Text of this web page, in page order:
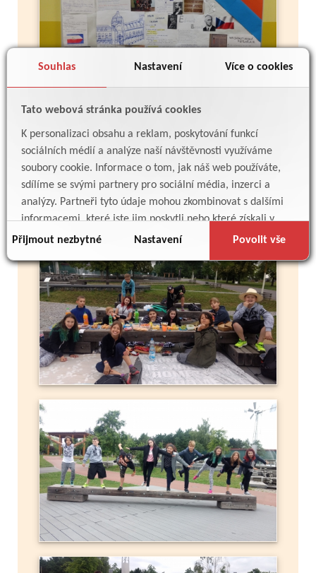
Souhlas Nastavení Více o cookies
Tato webová stránka používá cookies
K personalizaci obsahu a reklam, poskytování funkcí
sociálních médií a analýze naší návštěvnosti využíváme
soubory cookie. Informace o tom, jak náš web používáte,
sdílíme se svými partnery pro sociální média, inzerci a
analýzy. Partneři tyto údaje mohou zkombinovat s dalšími
informacemi, které jste jim poskytli nebo které získali v
důsledku toho, že používáte jejich služby.
Přijmout nezbytné Nastavení Povolit vše
Více
PIKNIK V MALEŠICKÉM PARKU